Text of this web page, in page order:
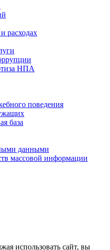
расходах
НПА
поведения
база
данными
массовой информации
использовать сайт, вы